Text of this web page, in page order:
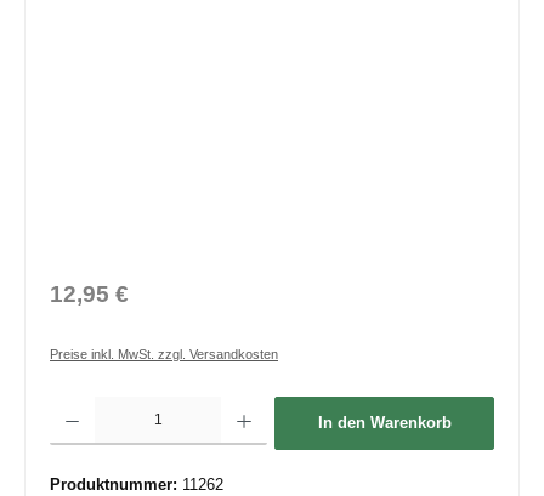
12,95 €
Preise inkl. MwSt. zzgl. Versandkosten
In den Warenkorb
Produktnummer: 11262